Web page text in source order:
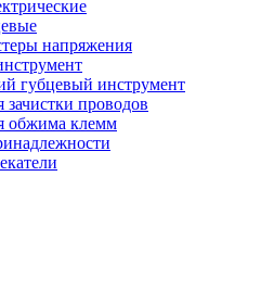
напряжения
губцевый инструмент
проводов
обжима клемм